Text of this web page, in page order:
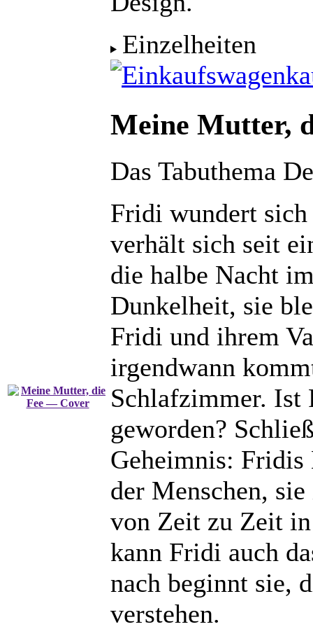
Einzelheiten
Meine Mutter,
Das Tabuthema
Fridi wundert
verhält sich seit
die halbe Nacht
Dunkelheit, sie
Fridi und ihrem
irgendwann
Schlafzimmer.
geworden?
Geheimnis:
der Menschen,
von Zeit zu Zeit
kann Fridi auch
nach beginnt sie,
verstehen.